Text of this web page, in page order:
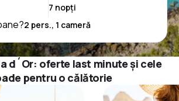
d´Or: oferte last minute și cele
pentru o călătorie